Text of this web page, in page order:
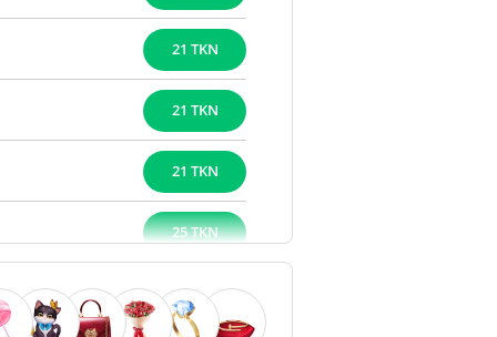
21 TKN
21 TKN
21 TKN
25 TKN